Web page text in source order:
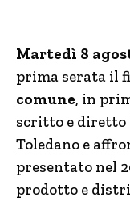
Martedì 8
prima serata il
comune, in
scritto e diretto
Toledano e
presentato nel
prodotto e